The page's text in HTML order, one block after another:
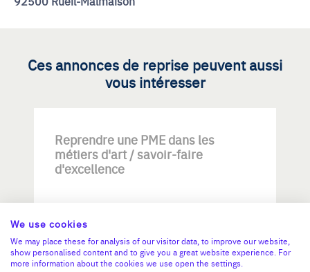
Ces annonces de reprise peuvent aussi
vous intéresser
Reprendre une PME dans les
métiers d'art / savoir-faire
d'excellence
We use cookies
We may place these for analysis of our visitor data, to improve our website,
show personalised content and to give you a great website experience. For
more information about the cookies we use open the settings.